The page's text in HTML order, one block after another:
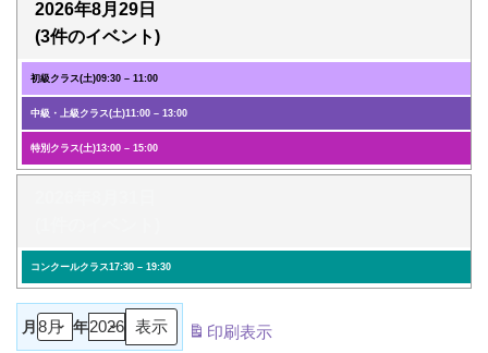
2026年8月29日
(3件のイベント)
初級クラス(土)09:30 – 11:00
中級・上級クラス(土)11:00 – 13:00
特別クラス(土)13:00 – 15:00
コンクールクラス17:30 – 19:30
月 年 印刷表示